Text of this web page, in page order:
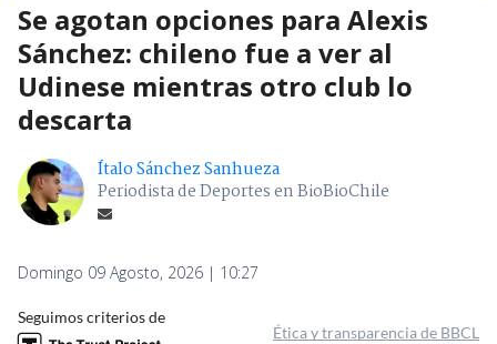
Se agotan opciones para Alexis
Sánchez: chileno fue a ver al
Udinese mientras otro club lo
descarta
Ítalo Sánchez Sanhueza
Periodista de Deportes en BioBioChile
Domingo 09 Agosto, 2026 | 10:27
Seguimos criterios de
Ética y transparencia de BBCL